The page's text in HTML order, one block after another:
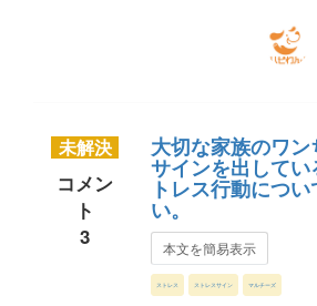
未解決
コメン
ト
3
大切な家族のワ
サインを出して
トレス行動につ
い。
本文を簡易表示
ストレス ストレスサイン マルチーズ